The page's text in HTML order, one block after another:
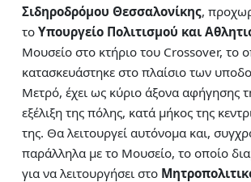
Σιδηροδρόμου Θεσσαλονίκης,
τοΥπουργείο Πολιτισμού και
Μουσείο στο κτήριο του Crossover, το
κατασκευάστηκε στο πλαίσιο των
Μετρό, έχει ως κύριο άξονα αφήγησης
εξέλιξη της πόλης, κατά μήκος της
της. Θα λειτουργεί αυτόνομα και,
παράλληλα με το Μουσείο, το οποίο
για να λειτουργήσει στο